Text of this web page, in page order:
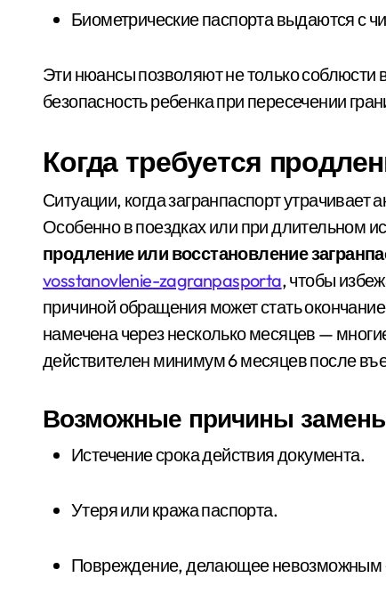
Скам в Instagram-магазинах: як
У Києві через суд повернули
У липні в лікарнях Київщини
Суд у Києві розгляне справу
Психіатра з Київщини спіймали на
Биометрические паспорта выдаются с
Эти нюансы позволяют не только соблюсти
безопасность ребенка при пересечении
Когда требуется
Ситуации, когда загранпаспорт утрачивает
Особенно в поездках или при длительном
продление или восстановление
vosstanovlenie-zagranpasporta, чтобы
причиной обращения может стать
намечена через несколько месяцев —
действителен минимум 6 месяцев после
Возможные причины замены
Истечение срока действия документа.
Утеря или кража паспорта.
Повреждение, делающее невозможным